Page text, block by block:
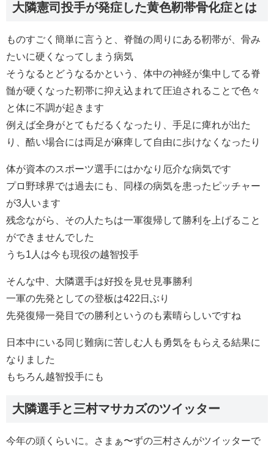
大隣憲司投手が発症した黄色靭帯骨化症とは
ものすごく簡単に言うと、脊髄の周りにある靭帯が、骨み
たいに硬くなってしまう病気
そうなるとどうなるかという、体中の神経が集中してる脊
髄が硬くなった靭帯に抑え込まれて圧迫されることで色々
と体に不調が起きます
例えば全身がとてもだるくなったり、手足に痺れが出た
り、酷い場合には両足が麻痺して自由に歩けなくなったり
体が資本のスポーツ選手にはかなり厄介な病気です
プロ野球界では過去にも、同様の病気を患ったピッチャー
が3人います
残念ながら、その人たちは一軍復帰して勝利を上げること
ができませんでした
うち1人は今も現役の越智投手
そんな中、大隣選手は好投を見せ見事勝利
一軍の先発としての登板は422日ぶり
先発復帰一発目での勝利というのも素晴らしいですね
日本中にいる同じ難病に苦しむ人も勇気をもらえる結果に
なりました
もちろん越智投手にも
大隣選手と三村マサカズのツイッター
今年の頭くらいに。さまぁ〜ずの三村さんがツイッターで